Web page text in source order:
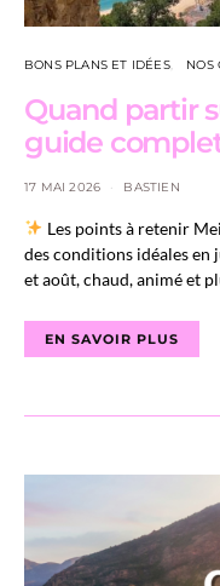
BONS PLANS ET IDÉES NOS
Quand partir
guide
17 MAI 2026 BASTIEN
Les points à retenir
des conditions idéales
et août, chaud, animé et
EN SAVOIR PLUS